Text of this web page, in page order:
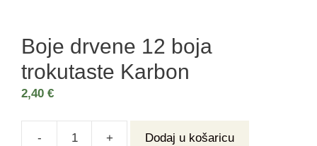
Boje drvene 12 boja
trokutaste Karbon
2,40 €
- + Dodaj u košaricu